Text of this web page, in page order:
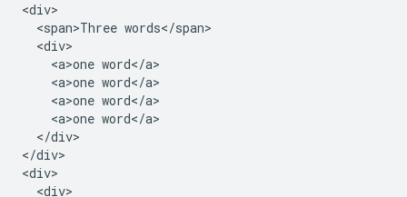
<div>
  <span>Three words</span>
  <div>
    <a>one word</a>
    <a>one word</a>
    <a>one word</a>
    <a>one word</a>
  </div>
</div>
<div>
  <div>